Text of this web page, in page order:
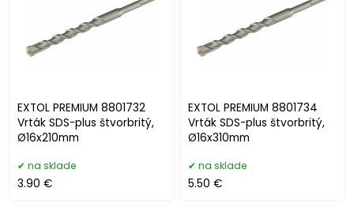
EXTOL PREMIUM 8801732
Vrták SDS-plus štvorbritý,
Ø16x210mm
na sklade
3.90 €
EXTOL PREMIUM 8801734
Vrták SDS-plus štvorbritý,
Ø16x310mm
na sklade
5.50 €